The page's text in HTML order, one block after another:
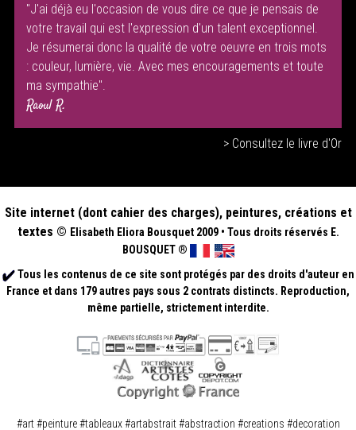
"J'ai déjà eu l'occasion de vous dire ce que je pensais de
votre travail qui est l'expression d'un talent exceptionnel.
Je résumerai donc la qualité de votre oeuvre en trois mots
: couleur, lumière, vie. Avec mes encouragements et toute
ma sympathie".
Raoul R.
> Consultez le livre d'Or
Site internet (dont cahier des charges), peintures, créations et
textes © Elisabeth Eliora Bousquet 2009 • Tous droits réservés E.
BOUSQUET ®
Tous les contenus de ce site sont protégés par des droits d'auteur en
France et dans 179 autres pays sous 2 contrats distincts. Reproduction,
même partielle, strictement interdite.
#art #peinture #tableaux #artabstrait #abstraction #creations #decoration